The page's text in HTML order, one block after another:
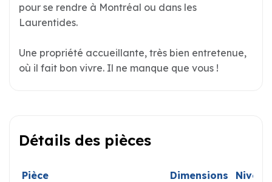
pour se rendre à Montréal ou dans les
Laurentides.
Une propriété accueillante, très bien entretenue,
où il fait bon vivre. Il ne manque que vous !
Détails des pièces
Pièce Dimensions
Niveau